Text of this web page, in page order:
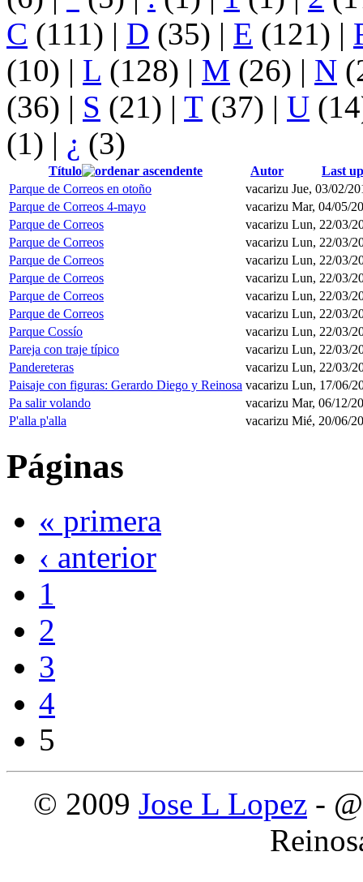
C (111) | D (35) | E (121) |
(10) | L (128) | M (26) | N
(36) | S (21) | T(37) | U
(1) | ¿ (3)
Título Autor
Last
Parque de Correos en otoño
vacarizu Jue, 03/02/
Parque de Correos 4-mayo
vacarizu Mar, 04/05/
Parque de Correos
vacarizu Lun, 22/03/
Parque de Correos
vacarizu Lun, 22/03/
Parque de Correos
vacarizu Lun, 22/03/
Parque de Correos
vacarizu Lun, 22/03/
Parque de Correos
vacarizu Lun, 22/03/
Parque de Correos
vacarizu Lun, 22/03/
Parque Cossío
vacarizu Lun, 22/03/
Pareja con traje típico
vacarizu Lun, 22/03/
Pandereteras
vacarizu Lun, 22/03/
Paisaje con figuras: Gerardo Diego y Reinosa vacarizu Lun, 17/06/
Pa salir volando
vacarizu Mar, 06/12/
P'alla p'alla
vacarizu Mié, 20/06/
Páginas
« primera
‹ anterior
1
2
3
4
5
© 2009 Jose L Lopez -